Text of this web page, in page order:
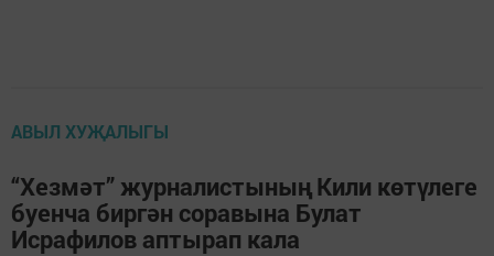
АВЫЛ ХУҖАЛЫГЫ
“Хезмәт” журналистының Кили көтүлеге
буенча биргән соравына Булат
Исрафилов аптырап кала